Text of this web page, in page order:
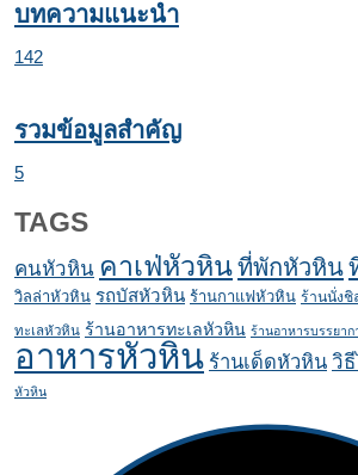
บทความแนะนำ
142
รวมข้อมูลสำคัญ
5
TAGS
คนหัวหิน คาเฟ่หัวหินที่พักหัวหิน
วิลล่าหัวหิน รถบัสหัวหิน ร้านกาแฟหัวหิน ร้านนั่ง
ทะเลหัวหิน ร้านอาหารทะเลหัวหิน ร้านอาหารบรรยาก
อาหารหัวหิน ร้านเด็ดหัวหิน วิ
หัวหิน